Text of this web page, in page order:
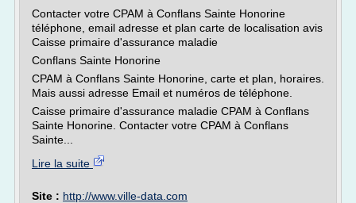
Contacter votre CPAM à Conflans Sainte Honorine
téléphone, email adresse et plan carte de localisation avis
Caisse primaire d'assurance maladie
Conflans Sainte Honorine
CPAM à Conflans Sainte Honorine, carte et plan, horaires.
Mais aussi adresse Email et numéros de téléphone.
Caisse primaire d'assurance maladie CPAM à Conflans
Sainte Honorine. Contacter votre CPAM à Conflans
Sainte...
Lire la suite
Site : http://www.ville-data.com